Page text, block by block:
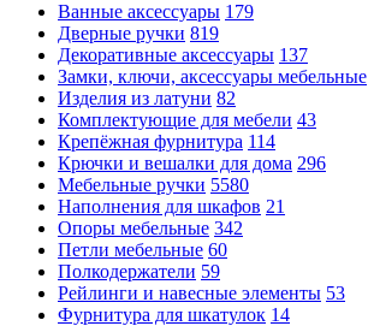
Ванные аксессуары 179
Дверные ручки 819
Декоративные аксессуары 137
Замки, ключи, аксессуары мебельные
Изделия из латуни 82
Комплектующие для мебели 43
Крепёжная фурнитура 114
Крючки и вешалки для дома 296
Мебельные ручки 5580
Наполнения для шкафов 21
Опоры мебельные 342
Петли мебельные 60
Полкодержатели 59
Рейлинги и навесные элементы 53
Фурнитура для шкатулок 14